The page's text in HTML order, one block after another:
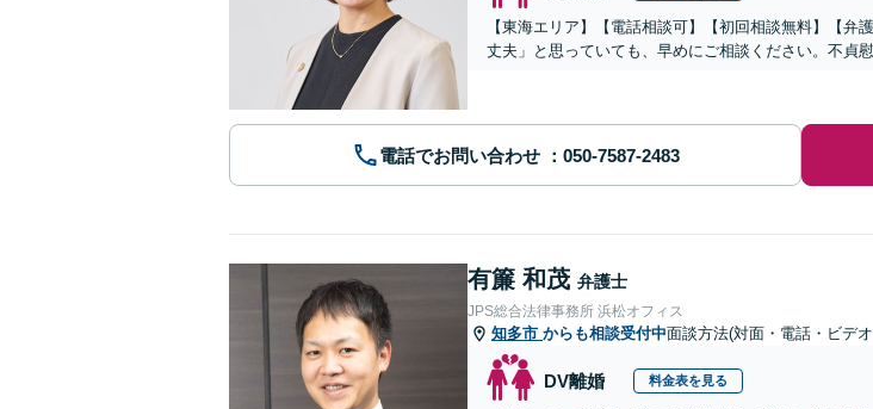
【東海エリア】【電話相談可】【初回相談無料】【
丈夫」と思っていても、早めにご相談ください。不貞
電話でお問い合わせ
有簾 和茂 弁護士
JPS総合法律事務所 浜松オフィス
知多市 からも相談受付中面談方法(対面・電話・ビデ
DV離婚 料金表を見る